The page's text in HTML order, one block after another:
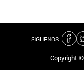
SIGUENOS
Copyright ©